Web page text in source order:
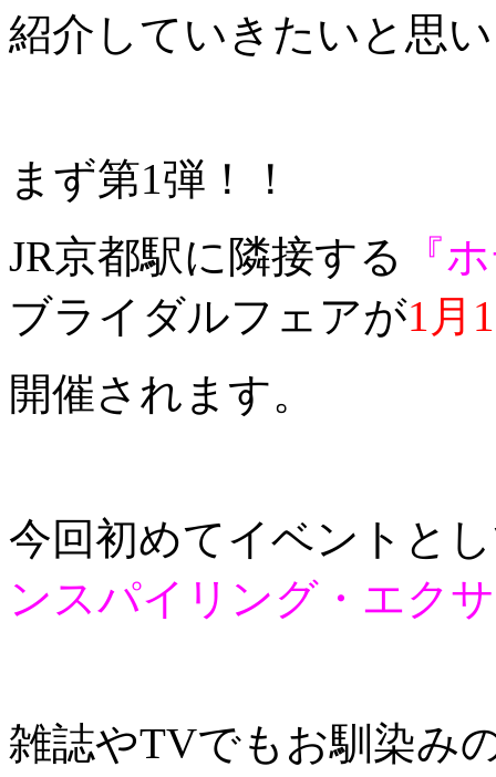
紹介していきたいと思
まず第1弾！！
JR京都駅に隣接する
『
ブライダルフェアが1月
開催されます。
今回初めてイベントと
ンスパイリング・エク
雑誌やTVでもお馴染み